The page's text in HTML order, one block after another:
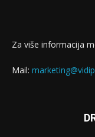
Za više informacija
Mail: